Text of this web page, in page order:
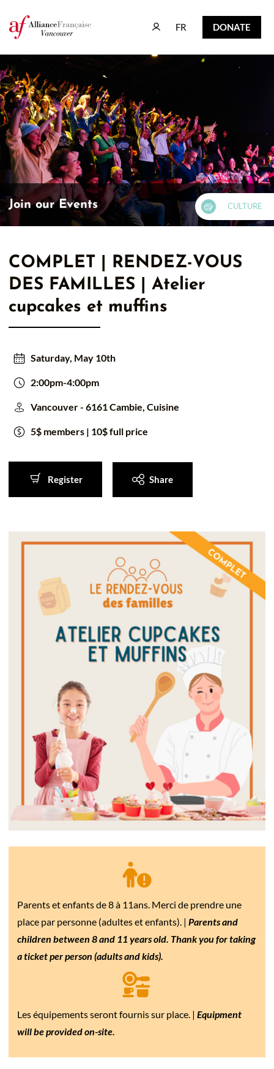
FR
FR DONATE
DONATE
Join our Events CULTURE
COMPLET | RENDEZ-VOUS
DES FAMILLES | Atelier
cupcakes et muffins
Saturday, May 10th
2:00pm-4:00pm
Vancouver - 6161 Cambie, Cuisine
5$ members | 10$ full price
Register
Register
Share
Parents et enfants de 8 à 11ans. Merci de prendre une
place par personne (adultes et enfants). | Parents and
children between 8 and 11 years old. Thank you for taking
a ticket per person (adults and kids).
Les équipements seront fournis sur place. | Equipment
will be provided on-site.